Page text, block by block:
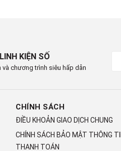
KIỆN SỐ
chương trình siêu hấp dẫn
CHÍNH SÁCH
ĐIỀU KHOẢN GIAO DỊCH CHUNG
CHÍNH SÁCH BẢO MẬT THÔNG
THANH TOÁN